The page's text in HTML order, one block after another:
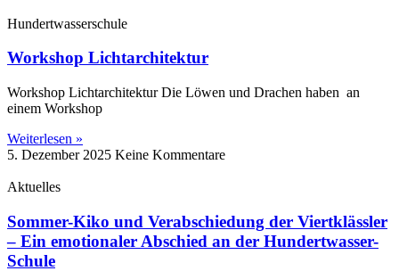
Hundertwasserschule
Workshop Lichtarchitektur
Workshop Lichtarchitektur Die Löwen und Drachen haben an
einem Workshop
Weiterlesen »
5. Dezember 2025 Keine Kommentare
Aktuelles
Sommer-Kiko und Verabschiedung der Viertklässler
– Ein emotionaler Abschied an der Hundertwasser-
Schule